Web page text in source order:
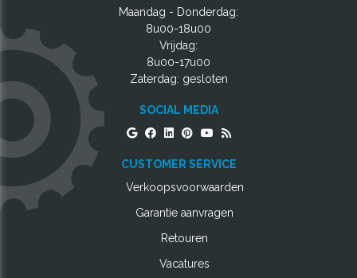
Maandag - Donderdag:
8u00-18u00
Vrijdag:
8u00-17u00
Zaterdag: gesloten
SOCIAL MEDIA
CUSTOMER SERVICE
Verkoopsvoorwaarden
Garantie aanvragen
Retouren
Vacatures